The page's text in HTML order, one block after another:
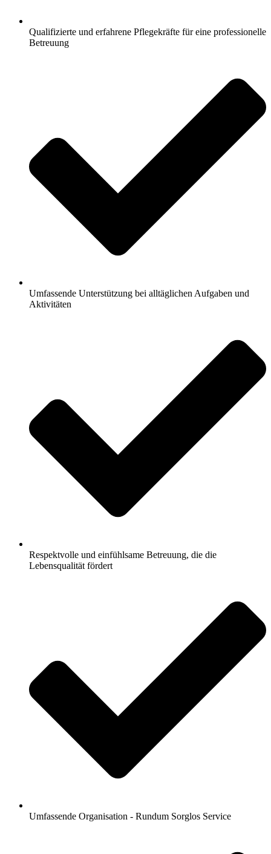
Qualifizierte und erfahrene Pflegekräfte für eine professionelle
Betreuung
Umfassende Unterstützung bei alltäglichen Aufgaben und
Aktivitäten
Respektvolle und einfühlsame Betreuung, die die
Lebensqualität fördert
Umfassende Organisation - Rundum Sorglos Service